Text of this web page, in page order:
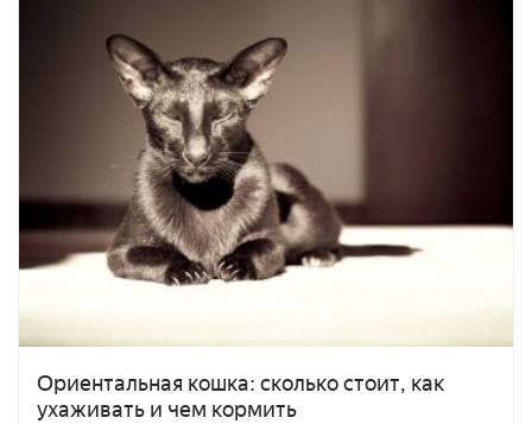
Ориентальная кошка: сколько стоит, как
ухаживать и чем кормить